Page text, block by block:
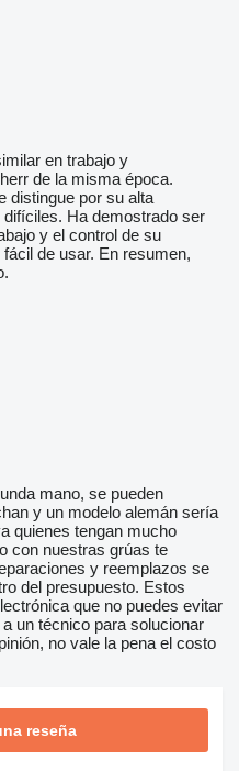
en trabajo y
de la misma época.
distingue por su alta
Ha demostrado ser
y el control de su
de usar. En resumen,
mano, se pueden
y un modelo alemán sería
quienes tengan mucho
con nuestras grúas te
y reemplazos se
del presupuesto. Estos
que no puedes evitar
un técnico para solucionar
no vale la pena el costo
reseña